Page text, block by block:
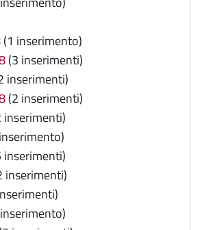
(1 inserimento)
(3 inserimenti)
inserimenti)
(2 inserimenti)
inserimenti)
inserimenti)
inserimenti)